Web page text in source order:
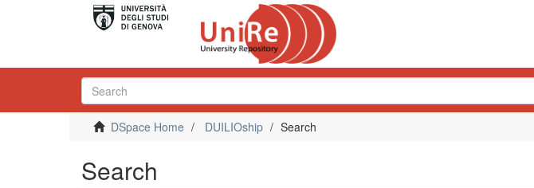
DSpace Home DUILIOship Search
Search